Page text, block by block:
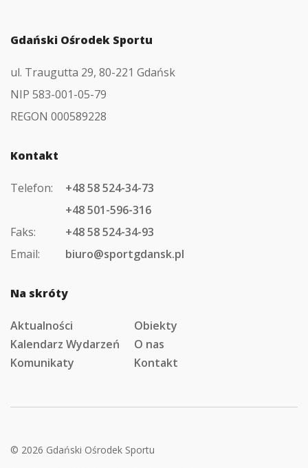
Gdański Ośrodek Sportu
ul. Traugutta 29, 80-221 Gdańsk
NIP 583-001-05-79
REGON 000589228
Kontakt
Telefon:
+48 58 524-34-73
+48 501-596-316
Faks:
+48 58 524-34-93
Email:
biuro@sportgdansk.pl
Na skróty
Aktualności
Obiekty
Kalendarz Wydarzeń
O nas
Komunikaty
Kontakt
© 2026 Gdański Ośrodek Sportu